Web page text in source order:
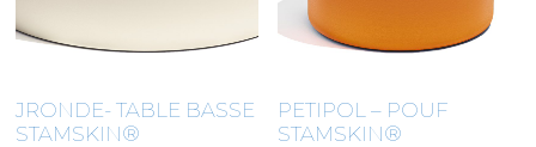
JRONDE- TABLE BASSE
STAMSKIN®
PETIPOL – POUF
STAMSKIN®